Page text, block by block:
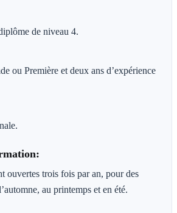
de niveau 4.
ou Première et deux ans d’expérience
ouvertes trois fois par an, pour des
au printemps et en été.